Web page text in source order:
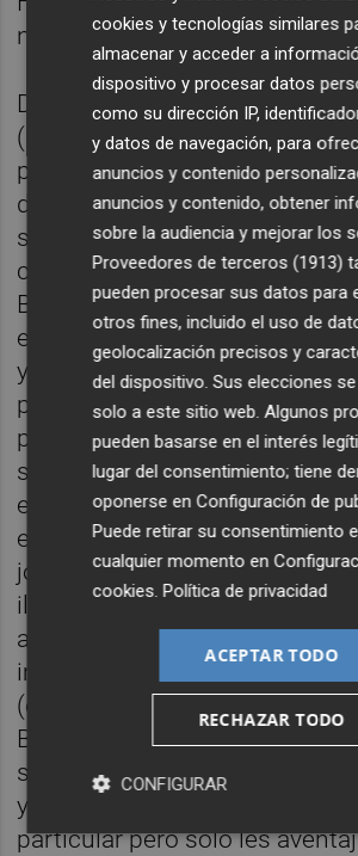
nuevo la situación.
De confirmarse lo anterior, el
(actualmente tercer clasificado
puntos) se encontraría con
de la primera vuelta y su
segunda se mantendrían pero,
contrario, rivales directos como
Badalona, Atlético Levante,
especialmente Lleida (quinto
y Cornellà (cuarto con 49)
puntos sin jugar ya que
pendiente la disputa de su
segunda vuelta ante el
ejemplo, los cornellanenses se
enfrentar con los
jornada 34 ambos en El
ilerdenses la 38, también en
anterior, en principio, obligaría
imponerse sí o sí a su rival en
(en la 34 recibe al Sabadell y
Baleares, líder del grupo) para
superado en la tabla por esos
ya que les tiene ganado el
particular pero solo les
cookies y tecnologías similares
almacenar y acceder a
dispositivo y procesar datos
como su dirección IP,
y datos de navegación, para
anuncios y contenido
anuncios y contenido, obtener
sobre la audiencia y mejorar los
Proveedores de terceros (1913)
pueden procesar sus datos para
otros fines, incluido el uso de
geolocalización precisos y
del dispositivo. Sus elecciones
solo a este sitio web. Algunos
pueden basarse en el interés
lugar del consentimiento; tiene
oponerse enConfiguración de
Puede retirar su consentimiento
cualquier momento en
cookies .Política de privacidad
ACEPTAR TODO
RECHAZAR TODO
CONFIGURAR